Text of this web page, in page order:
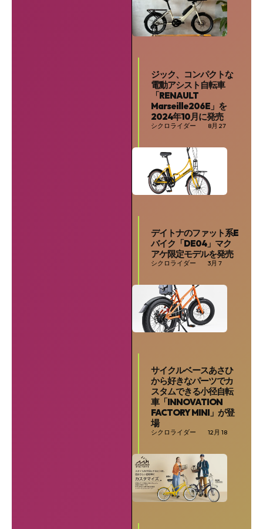
ジック、コンパクトな
電動アシスト自転車
「RENAULT
Marseille206E」を
2024年10月に発売
シクロライダー 8月 27
デイトナのファット系E
バイク「DE04」マク
アケ限定モデルを発売
シクロライダー 3月 7
サイクルベースあさひ
から好きなパーツでカ
スタムできる小径自転
車「INNOVATION
FACTORY MINI」が登
場
シクロライダー 12月 18